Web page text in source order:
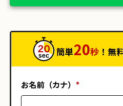
簡単20秒 ！無
お名前（カナ） *